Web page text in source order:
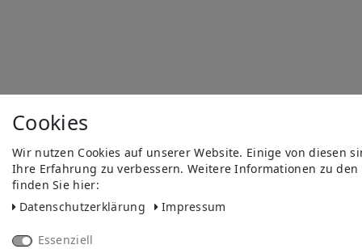
Cookies
Wir nutzen Cookies auf unserer Website. Einige von diesen
Ihre Erfahrung zu verbessern. Weitere Informationen zu
finden Sie hier:
Daten­schutz­erklärung
Impressum
Essenziell